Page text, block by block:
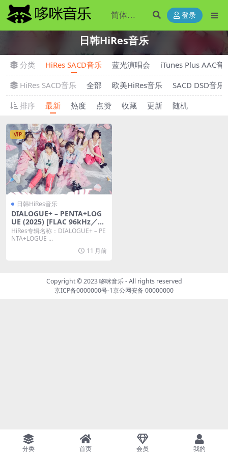
登录
日韩HiRes音乐
分类 HiRes SACD音乐 蓝光演唱会
iTunes Plus AAC音
HiRes SACD音乐
全部 欧美HiRes音乐
SACD DSD音乐
排序
最新 热度 点赞 收藏 更新 随机
VIP
日韩HiRes音乐
DIALOGUE+ – PENTA+LOG
UE (2025) [FLAC 96kHz／24
bit]
HiRes专辑名称：DIALOGUE+ – PE
NTA+LOGUE ...
11 月前
Copyright © 2023哆咪音乐- All rights reserved
京ICP备0000000号-1京公网安备 00000000
分类 首页 会员 我的